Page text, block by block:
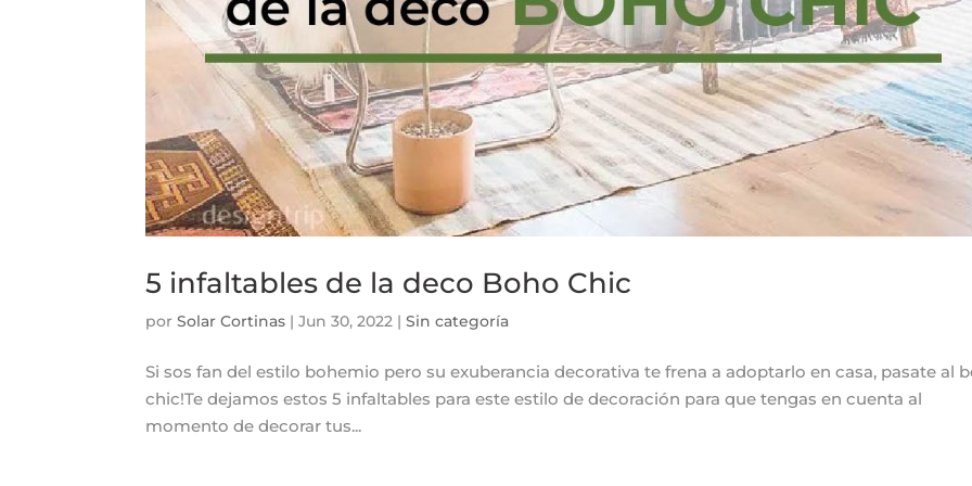
5 infaltables de la deco Boho Chic
porSolar Cortinas |Jun 30, 2022 |Sin categoría
Si sos fan del estilo bohemio pero su exuberancia decorativa te frena a adoptarlo en casa, pasate al
chic!Te dejamos estos 5 infaltables para este estilo de decoración para que tengas en cuenta al
momento de decorar tus...